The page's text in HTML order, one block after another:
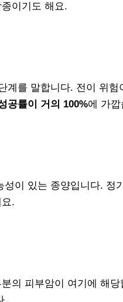
이기도 해요.
를 말합니다. 전이 위험
공률이 거의 100%에 가
이 있는 종양입니다. 정
.
의 피부암이 여기에 해당